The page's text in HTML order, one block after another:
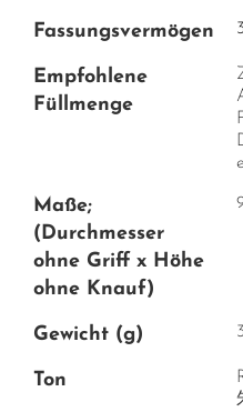
Fassungsvermögen
Empfohlene
Füllmenge
Maße;
(Durchmesser
ohne Griff x Höhe
ohne Knauf)
Gewicht (g)
Ton